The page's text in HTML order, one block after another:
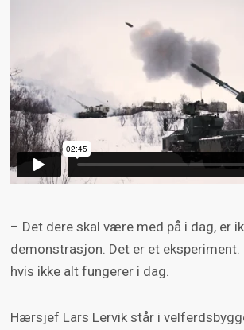
– Det dere skal være med på i dag, er
demonstrasjon. Det er et eksperiment.
hvis ikke alt fungerer i dag.
Hærsjef Lars Lervik står i